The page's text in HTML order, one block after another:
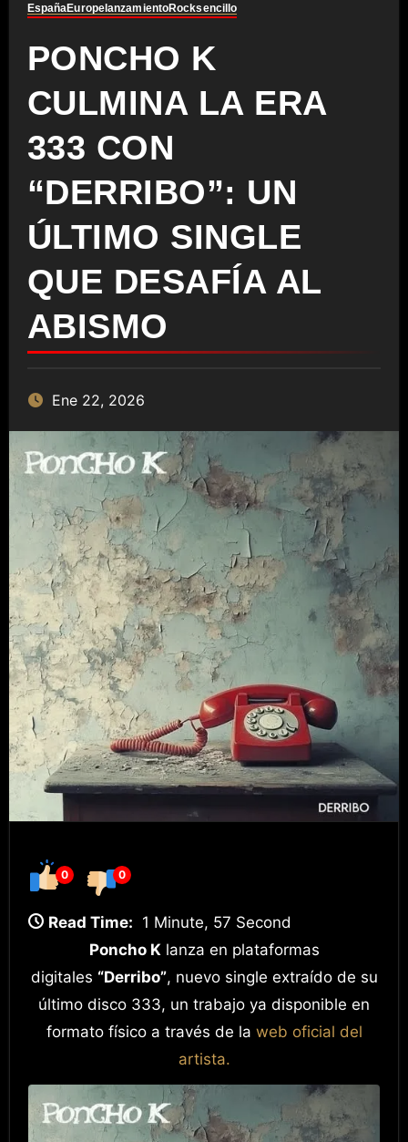
EspañaEuropelanzamientoRocksencillo
PONCHO K
CULMINA LA ERA
333 CON
“DERRIBO”: UN
ÚLTIMO SINGLE
QUE DESAFÍA AL
ABISMO
Ene 22, 2026
0 0
Read Time: 1 Minute, 57 Second
Poncho Klanza en plataformas
digitales “Derribo”, nuevo single extraído de su
último disco 333, un trabajo ya disponible en
formato físico a través de la web oficial del
artista.